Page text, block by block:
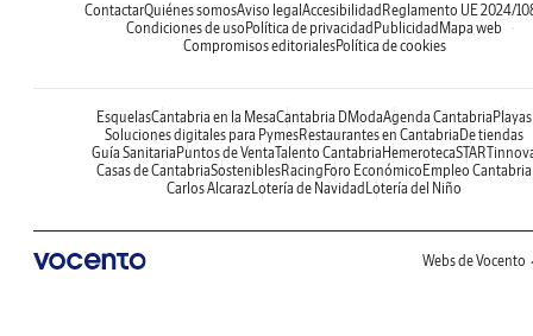
ContactarQuiénes somosAviso legal Accesibilidad Reglamento UE 2024/
Condiciones de uso Política de privacidad Publicidad Mapa web
Compromisos editorialesPolítica de cookies
EsquelasCantabria en la MesaCantabria DModaAgenda Cantabria Playas
Soluciones digitales para PymesRestaurantes en Cantabria De tiendas
Guía Sanitaria Puntos de VentaTalento Cantabria Hemeroteca
Casas de CantabriaSosteniblesRacing Foro Económico Empleo Cantabria
Carlos AlcarazLotería de Navidad Lotería del Niño
Webs de Vocento